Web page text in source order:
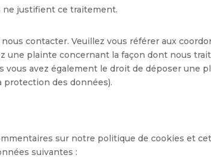
ne justifient ce traitement.
contacter. Veuillez vous référer aux
une plainte concernant la façon dont nous
vous avez également le droit de déposer une
protection des données).
sur notre politique de cookies et
suivantes :